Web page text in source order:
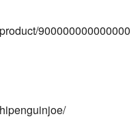
900000000000000